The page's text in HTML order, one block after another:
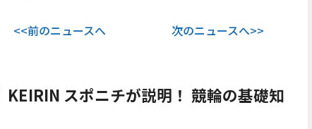
<<前のニュースへ 次のニュースへ>>
KEIRIN スポニチが説明！ 競輪の基礎知